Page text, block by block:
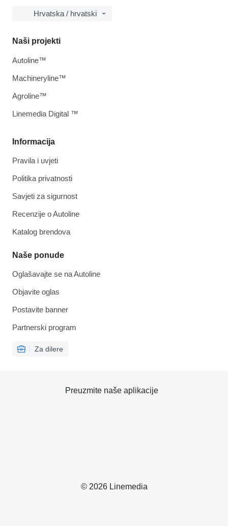
Hrvatska / hrvatski
Informacija
Pravila i uvjeti
Politika privatnosti
Savjeti za sigurnost
Recenzije o Autoline
Katalog brendova
Naše ponude
Oglašavajte se na Autoline
Objavite oglas
Postavite banner
Partnerski program
Za dilere
Naši projekti
Autoline™
Machineryline™
Agroline™
Linemedia Digital ™
© 2026 Linemedia
Preuzmite naše aplikacije